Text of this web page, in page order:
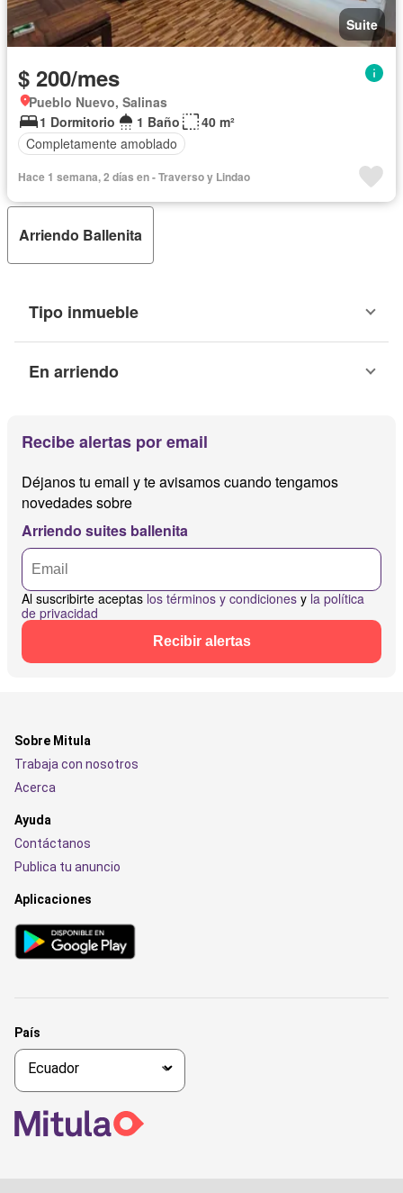
Suite
$ 200/mes
Pueblo Nuevo, Salinas
1 Dormitorio
1 Baño
40 m²
Completamente amoblado
Hace 1 semana, 2 días en - Traverso y Lindao
Arriendo Ballenita
Tipo inmueble
En arriendo
Recibe alertas por email
Déjanos tu email y te avisamos cuando tengamos
novedades sobre
Arriendo suites ballenita
Al suscribirte aceptas los términos y condiciones y la política
de privacidad
Recibir alertas
Sobre Mitula
Trabaja con nosotros
Acerca
Ayuda
Contáctanos
Publica tu anuncio
Aplicaciones
País